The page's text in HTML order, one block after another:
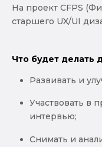
На проект CFPS
старшего UX/UI
Что будет делать
Развивать и
Участвовать в
интервью;
Снимать и